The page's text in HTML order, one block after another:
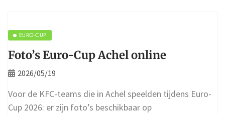
EURO-CUP
Foto’s Euro-Cup Achel online
2026/05/19
Voor de KFC-teams die in Achel speelden tijdens Euro-
Cup 2026: er zijn foto’s beschikbaar op